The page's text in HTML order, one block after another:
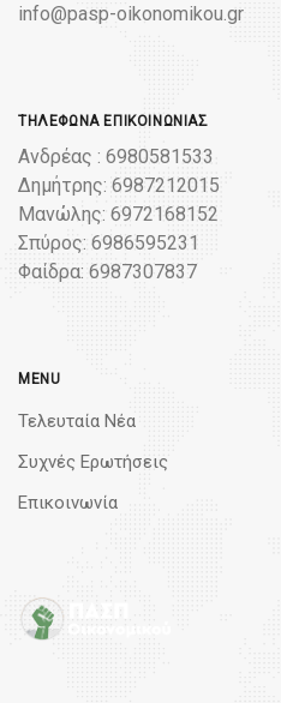
info@pasp-oikonomikou.gr
ΤΗΛΈΦΩΝΑ ΕΠΙΚΟΙΝΩΝΊΑΣ
Ανδρέας : 6980581533
Δημήτρης: 6987212015
Μανώλης: 6972168152
Σπύρος: 6986595231
Φαίδρα: 6987307837
MENU
Τελευταία Νέα
Συχνές Ερωτήσεις
Επικοινωνία